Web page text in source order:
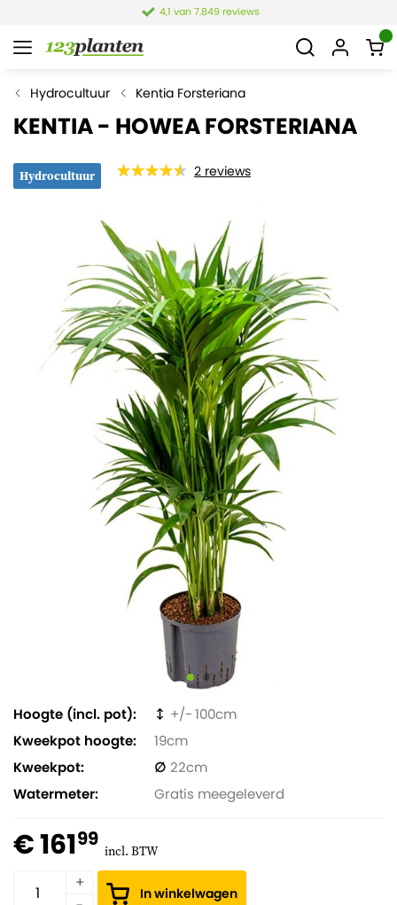
4,1 van 7.849 reviews
Hydrocultuur Kentia Forsteriana
KENTIA - HOWEA FORSTERIANA
Hydrocultuur 2 reviews
Hoogte (incl. pot)
100
Kweekpot hoogte
19
Kweekpot
22
Watermeter
Gratis meegeleverd
€ 16199 incl. BTW
In winkelwagen